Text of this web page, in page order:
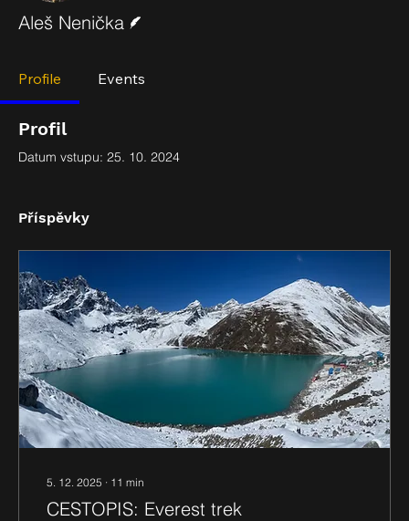
Aleš Nenička
Profile Events
Profil
Datum vstupu: 25. 10. 2024
Příspěvky
5. 12. 2025 ∙ 11 min
CESTOPIS: Everest trek